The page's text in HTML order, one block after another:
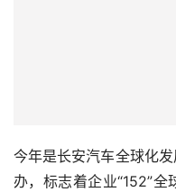
今年是长安汽车全球化
办，标志着企业“152”全